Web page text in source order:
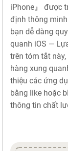
iPhone』 được
định thông
bạn dễ dàng
quanh iOS —
trên tóm tắt
hàng xung
thiệu các ứng
bằng like hoặc
thông tin chất